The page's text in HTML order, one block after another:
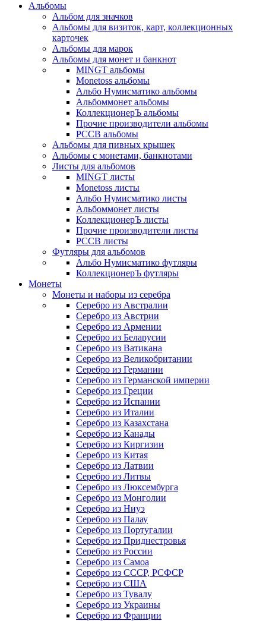
Альбомы
Альбом для значков
Альбомы для визиток, карт, коллекционных
карточек
Альбомы для марок
Альбомы для монет и банкнот
MINGT альбомы
Monetoss альбомы
Альбо Нумисматико альбомы
Альбоммонет альбомы
КоллекционерЪ альбомы
Прочие производители альбомы
РССВ альбомы
Альбомы для пивных крышек
Альбомы с монетами, банкнотами
Листы для альбомов
MINGT листы
Monetoss листы
Альбо Нумисматико листы
Альбоммонет листы
КоллекционерЪ листы
Прочие производители листы
РССВ листы
Футляры для альбомов
Альбо Нумисматико футляры
КоллекционерЪ футляры
Монеты
Монеты и наборы из серебра
Серебро из Австралии
Серебро из Австрии
Серебро из Армении
Серебро из Беларусии
Серебро из Ватикана
Серебро из Великобритании
Серебро из Германии
Серебро из Германской империи
Серебро из Греции
Серебро из Испании
Серебро из Италии
Серебро из Казахстана
Серебро из Канады
Серебро из Киргизии
Серебро из Китая
Серебро из Латвии
Серебро из Литвы
Серебро из Люксембурга
Серебро из Монголии
Серебро из Ниуэ
Серебро из Палау
Серебро из Португалии
Серебро из Приднестровья
Серебро из России
Серебро из Самоа
Серебро из СССР, РСФСР
Серебро из США
Серебро из Тувалу
Серебро из Украины
Серебро из Франции